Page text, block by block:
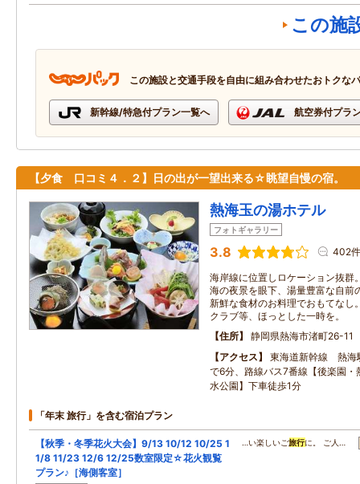
この施
この施設と交通手段を自由に組み合わせたおトクな
新幹線/特急付プラン一覧へ 航空券付プラ
【夕食 口コミ４．２】日の出が一望出来る☆眺望自慢の宿。
熱海玉の湯ホテル
フォトギャラリー
3.8 402件
海岸線に位置しロケーション抜群
海の夜景を眼下、湯量豊富な自前
新鮮な食材のお料理でおもてなし
クラブ等、ほっとした一時を。
住所
静岡県熱海市渚町26-11
アクセス
東海道新幹線 熱海
で6分、路線バス7番線【後楽園・
水公園】下車徒歩1分
「年末 旅行」を含む宿泊プラン
【秋季・冬季花火大会】9/13 10/12 10/25 1
1/8 11/23 12/6 12/25数室限定☆花火観覧
プラン♪［海側客室］
…い楽しいご旅行に。 ご人…